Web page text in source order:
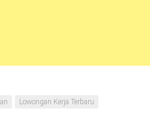
Lowongan Kerja Terbaru